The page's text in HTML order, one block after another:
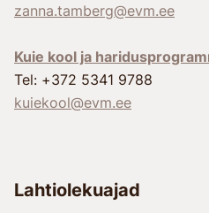
zanna.tamberg@evm.ee
Kuie kool ja
Tel: +372 5341 9788
kuiekool@evm.ee
Lahtiolekuajad